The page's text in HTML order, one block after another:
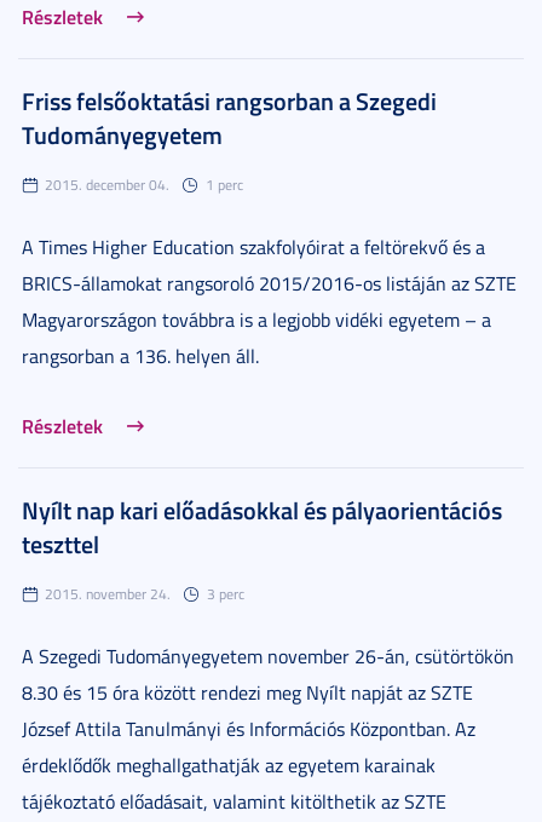
Részletek
Friss felsőoktatási rangsorban a Szegedi
Tudományegyetem
2015. december 04. 1 perc
A Times Higher Education szakfolyóirat a feltörekvő és a
BRICS-államokat rangsoroló 2015/2016-os listáján az SZTE
Magyarországon továbbra is a legjobb vidéki egyetem – a
rangsorban a 136. helyen áll.
Részletek
Nyílt nap kari előadásokkal és pályaorientációs
teszttel
2015. november 24. 3 perc
A Szegedi Tudományegyetem november 26-án, csütörtökön
8.30 és 15 óra között rendezi meg Nyílt napját az SZTE
József Attila Tanulmányi és Információs Központban. Az
érdeklődők meghallgathatják az egyetem karainak
tájékoztató előadásait, valamint kitölthetik az SZTE